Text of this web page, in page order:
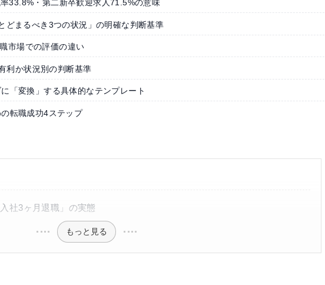
33.8%・第二新卒歓迎求人71.5%の意味
どまるべき3つの状況」の明確な判断基準
市場での評価の違い
利か状況別の判断基準
「変換」する具体的なテンプレート
転職成功4ステップ
社3ヶ月退職」の実態
もっと見る